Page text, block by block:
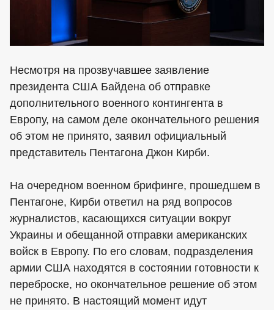
Несмотря на прозвучавшее заявление
президента США Байдена об отправке
дополнительного военного контингента в
Европу, на самом деле окончательного решения
об этом не принято, заявил официальный
представитель Пентагона Джон Кирби.
На очередном военном брифинге, прошедшем в
Пентагоне, Кирби ответил на ряд вопросов
журналистов, касающихся ситуации вокруг
Украины и обещанной отправки американских
войск в Европу. По его словам, подразделения
армии США находятся в состоянии готовности к
переброске, но окончательное решение об этом
не принято. В настоящий момент идут